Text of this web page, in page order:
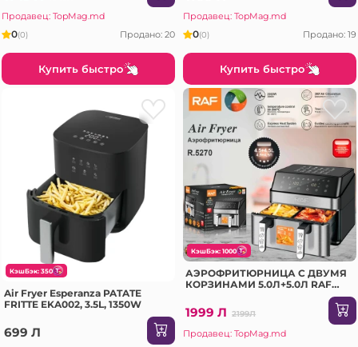
Продавец: TopMag.md
0(0) Продано: 20
Купить быстро
Продавец: TopMag.md
0(0) Продано: 19
Купить быстро
КэшБэк: 350
Air Fryer Esperanza PATATE
FRITTE EKA002, 3.5L, 1350W
699 Л
КэшБэк: 1000
АЭРОФРИТЮРНИЦА С ДВУМЯ
КОРЗИНАМИ 5.0Л+5.0Л RAF
1999 Л 2199Л
Продавец: TopMag.md